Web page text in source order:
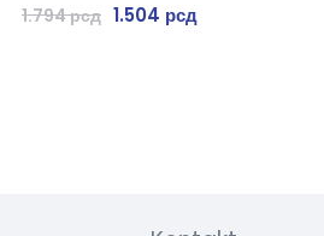
1.794рсд 1.504 рсд